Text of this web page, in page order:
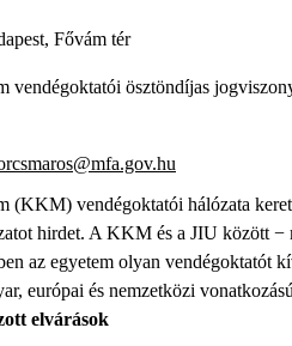
Fővám tér
ösztöndíjas
(KKM) vendégoktatói hálózata
hirdet. A KKM és a JIU között −
az egyetem olyan vendégoktatót
európai és nemzetközi
elvárások